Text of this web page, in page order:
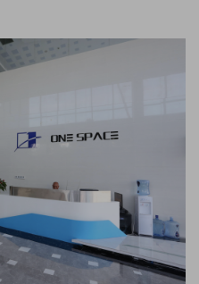
文化氛围进行设计建设，实现 空间